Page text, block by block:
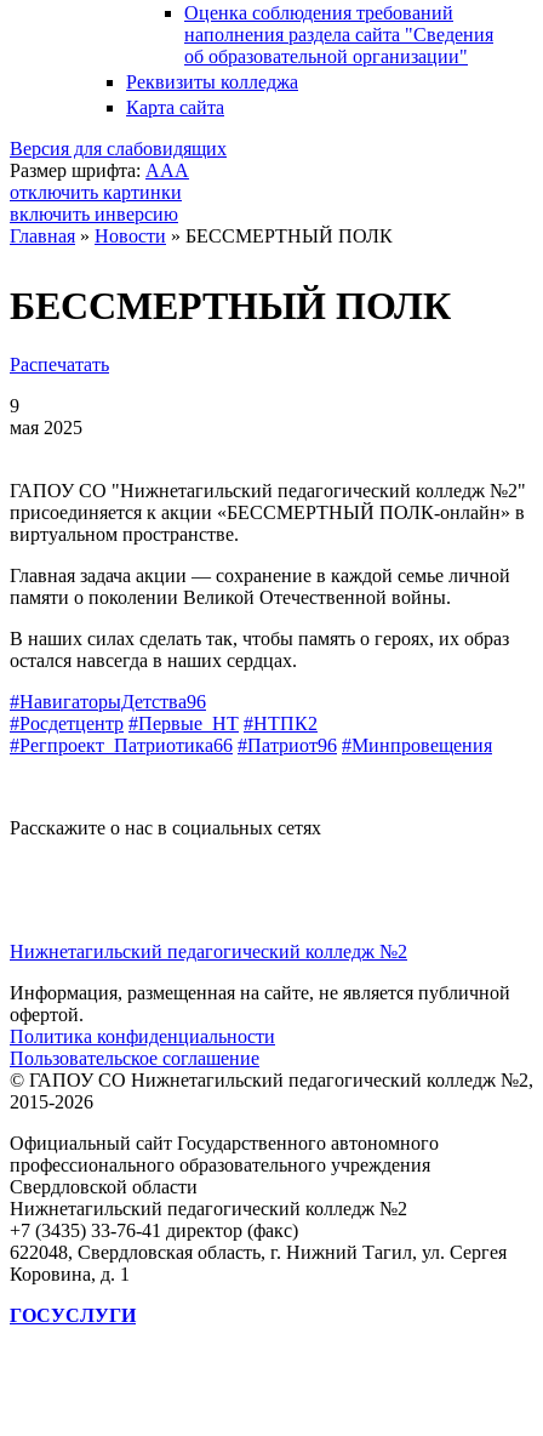
Оценка соблюдения требований
наполнения раздела сайта "Сведения
об образовательной организации"
Реквизиты колледжа
Карта сайта
Версия для слабовидящих
Размер шрифта: AAA
отключить картинки
включить инверсию
Главная » Новости » БЕССМЕРТНЫЙ ПОЛК
БЕССМЕРТНЫЙ ПОЛК
Распечатать
9
мая 2025
ГАПОУ СО "Нижнетагильский педагогический колледж №2"
присоединяется к акции «БЕССМЕРТНЫЙ ПОЛК-онлайн» в
виртуальном пространстве.
Главная задача акции — сохранение в каждой семье личной
памяти о поколении Великой Отечественной войны.
В наших силах сделать так, чтобы память о героях, их образ
остался навсегда в наших сердцах.
#НавигаторыДетства96
#Росдетцентр #Первые_НТ #НТПК2
#Регпроект_Патриотика66 #Патриот96 #Минпровещения
Расскажите о нас в социальных сетях
Нижнетагильский педагогический колледж №2
Информация, размещенная на сайте, не является публичной
офертой.
Политика конфиденциальности
Пользовательское соглашение
© ГАПОУ СО Нижнетагильский педагогический колледж №2,
2015-2026
Официальный сайт Государственного автономного
профессионального образовательного учреждения
Свердловской области
Нижнетагильский педагогический колледж №2
+7 (3435) 33-76-41 директор (факс)
622048, Свердловская область, г. Нижний Тагил, ул. Сергея
Коровина, д. 1
ГОСУСЛУГИ